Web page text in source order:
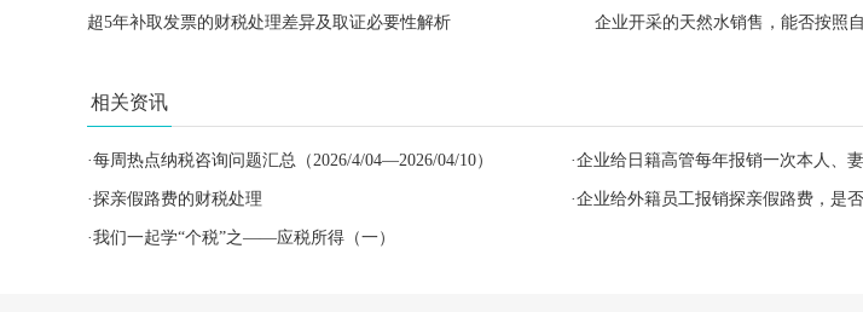
超5年补取发票的财税处理差异及取证必要性解析 企业开采的天然水销售，能否按照
相关资讯
·每周热点纳税咨询问题汇总（2026/4/04—2026/04/10） ·企业给日籍高管每年报销一次本人、妻子和子女
·探亲假路费的财税处理 ·企业给外籍员工报销探亲假路费，是否需
·我们一起学“个税”之——应税所得（一）